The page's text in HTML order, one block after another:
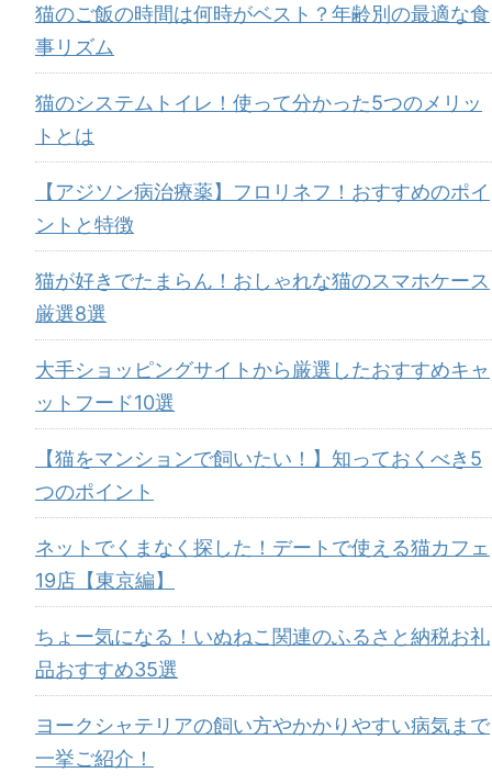
猫のご飯の時間は何時がベスト？年齢別の最適な食
事リズム
猫のシステムトイレ！使って分かった5つのメリッ
トとは
【アジソン病治療薬】フロリネフ！おすすめのポイ
ントと特徴
猫が好きでたまらん！おしゃれな猫のスマホケース
厳選8選
大手ショッピングサイトから厳選したおすすめキャ
ットフード10選
【猫をマンションで飼いたい！】知っておくべき5
つのポイント
ネットでくまなく探した！デートで使える猫カフェ
19店【東京編】
ちょー気になる！いぬねこ関連のふるさと納税お礼
品おすすめ35選
ヨークシャテリアの飼い方やかかりやすい病気まで
一挙ご紹介！